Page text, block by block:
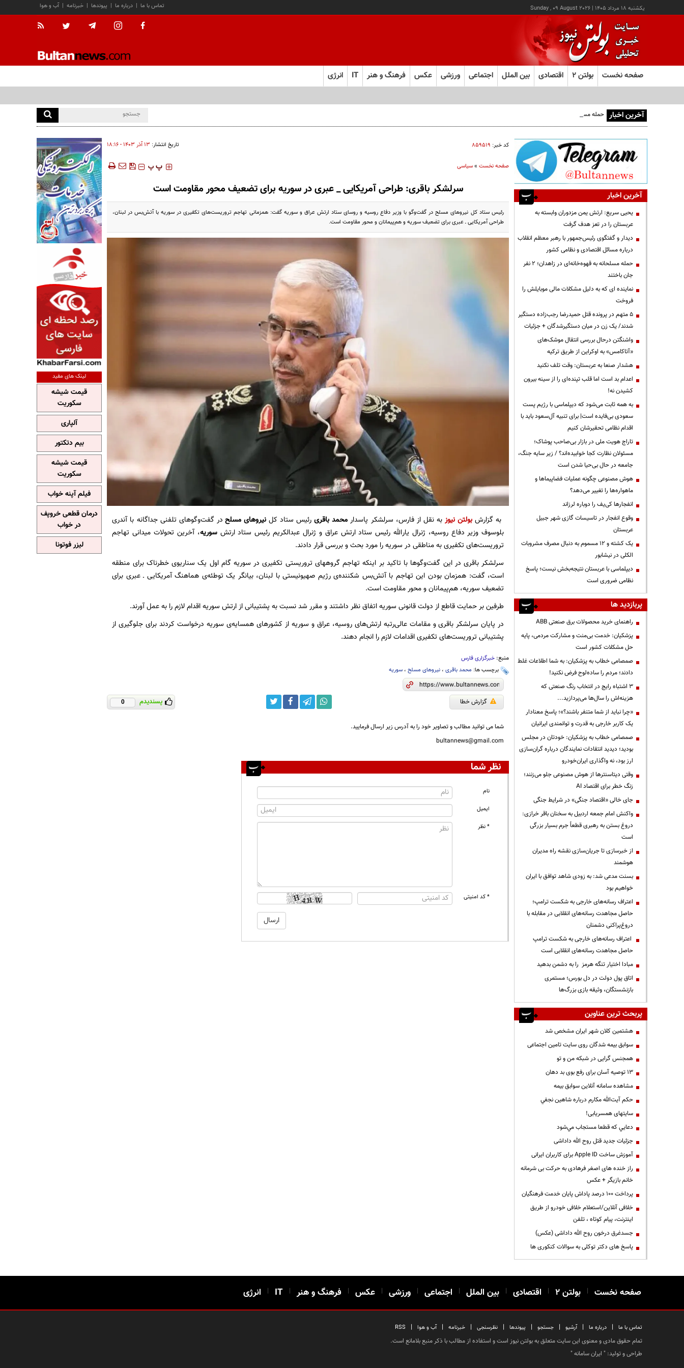
يکشنبه ۱۸ مرداد ۱۴۰۵ |
Sunday , 09 August 2026 آب و هوا | خبرنامه | پیوندها | درباره ما | تماس با ما
صفحه نخست بولتن ۲ اقتصادی بین الملل اجتماعی ورزشی عکس فرهنگ و هنر IT انرژی
آخرین اخبار حمله مسلحانه به قهوه‌خانه‌ای در زاهدان؛ ۲ نفر جان باختند
کد خبر: ۸۵۹۵۱۹ تاریخ انتشار: ۱۳ آذر ۱۴۰۳ - ۱۸:۱۶
صفحه نخست»سیاسی ‍‍‍ پ پ
سرلشکر باقری: طراحی آمریکایی _ عبری در سوریه برای تضعیف محور مقاومت است
رئیس ستاد کل نیروهای مسلح در گفت‌وگو با وزیر دفاع روسیه و روسای ستاد ارتش عراق و سوریه گفت: همزمانی تهاجم تروریست‌های تکفیری در سوریه با آتش‌بس در لبنان،
طراحی آمریکایی ـ عبری برای تضعیف سوریه و هم‌پیمانان و محور مقاومت است.
به گزارش بولتن نیوز به نقل از فارس، سرلشکر پاسدار محمد باقری رئیس ستاد کلنیروهای مسلح در گفت‌وگوهای تلفنی جداگانه با آندری
بلوسوف وزیر دفاع روسیه، ژنرال یارالله رئیس ستاد ارتش عراق و ژنرال عبدالکریم رئیس ستاد ارتشسوریه، آخرین تحولات میدانی تهاجم
تروریست‌های تکفیری به مناطقی در سوریه را مورد بحث و بررسی قرار دادند.
سرلشکر باقری در این گفت‌وگوها با تاکید بر اینکه تهاجم گروههای تروریستی تکفیری در سوریه گام اول یک سناریوی خطرناک برای منطقه
است، گفت: همزمان بودن این تهاجم با آتش‌بس شکننده‌ی رژیم صهیونیستی با لبنان، بیانگر یک توطئه‌ی هماهنگ آمریکایی ـ عبری برای
تضعیف سوریه، هم‌پیمانان و محور مقاومت است.
طرفین بر حمایت قاطع از دولت قانونی سوریه اتفاق نظر داشتند و مقرر شد نسبت به پشتیبانی از ارتش سوریه اقدام لازم را به عمل آورند.
در پایان سرلشکر باقری و مقامات عالی‌رتبه‌ ارتش‌های روسیه، عراق و سوریه از کشورهای همسایه‌ی سوریه درخواست کردند برای جلوگیری از
پشتیبانی تروریست‌های تکفیری اقدامات لازم را انجام دهند.
منبع: خبرگزاری فارس
برچسب ها: محمد باقری، نیروهای مسلح، سوریه
گزارش خطا پسندیدم 0
شما می توانید مطالب و تصاویر خود را به آدرس زیر ارسال فرمایید.
bultannews@gmail.com
نظر شما
نام
ایمیل
* نظر
* کد امنیتی
آخرین اخبار
یحیی سریع: ارتش یمن مزدوران وابسته به
عربستان را در تعز هدف گرفت
دیدار و گفتگوی رئیس‌جمهور با رهبر معظم انقلاب
درباره مسائل اقتصادی و نظامی کشور
حمله مسلحانه به قهوه‌خانه‌ای در زاهدان؛ ۲ نفر
جان باختند
نماینده ای که به دلیل مشکلات مالی موبایلش را
فروخت
۵ متهم در پرونده قتل حمیدرضا رجب‌زاده دستگیر
شدند/ یک زن در میان دستگیرشدگان + جزئیات
واشنگتن درحال بررسی انتقال موشک‌های
«آتاکامس» به اوکراین از طریق ترکیه
هشدار صنعا به عربستان: وقت تلف نکنید
اعدام بد است اما قلب تپنده‌ای را از سینه بیرون
کشیدن نه!
به همه ثابت می‌شود که دیپلماسی با رژیم پست
سعودی بی‌فایده است| برای تنبیه آل‌سعود باید با
اقدام نظامی تحقیرشان کنیم
تاراج هویت ملی در بازار بی‌صاحب پوشاک؛
مسئولان نظارت کجا خوابیده‌اند؟ / زیر سایه جنگ،
جامعه در حال بی‌حیا شدن است
هوش مصنوعی چگونه عملیات فضاپیماها و
ماهواره‌ها را تغییر می‌دهد؟
انفجارها کی‌یف را دوباره لرزاند
وقوع انفجار در تاسیسات گازی شهر جبیل
عربستان
یک کشته و ۱۲ مسموم به دنبال مصرف مشروبات
الکلی در نیشابور
دیپلماسی با عربستان نتیجه‌بخش نیست؛ پاسخ
نظامی ضروری است
پربازدید ها
راهنمای خرید محصولات برق صنعتی ABB
پزشکیان: خدمت بی‌منت و مشارکت مردمی، پایه
حل مشکلات کشور است
صمصامی خطاب به پزشکیان: به شما اطلاعات غلط
دادند؛ مردم را ساده‌لوح فرض نکنید!
3 اشتباه رایج در انتخاب رنگ صنعتی که
هزینه‌اش را سال‌ها می‌پردازید...
«چرا نباید از شما متنفر باشند؟»؛ پاسخ معنادار
یک کاربر خارجی به قدرت و توانمندی ایرانیان
صمصامی خطاب به پزشکیان: خودتان در مجلس
بودید؛ دیدید انتقادات نمایندگان درباره گران‌سازی
ارز بود، نه واگذاری ایران‌خودرو
وقتی دیتاسنترها از هوش مصنوعی جلو می‌زنند؛
زنگ خطر برای اقتصاد AI
جای خالی «اقتصاد جنگی» در شرایط جنگی
واکنش امام جمعه اردبیل به سخنان باقر خرازی:
دروغ بستن به رهبری قطعاً جرم بسیار بزرگی
است
از خبرسازی تا جریان‌سازی نقشه راه مدیران
هوشمند
بسنت مدعی شد: به زودی شاهد توافق با ایران
خواهیم بود
اعتراف رسانه‌های خارجی به شکست ترامپ؛
حاصل مجاهدت رسانه‌های انقلابی در مقابله با
دروغ‌پراکنی دشمنان
اعتراف رسانه‌های خارجی به شکست ترامپ
حاصل مجاهدت رسانه‌های انقلابی است
مبادا اختیار تنگه هرمز را به دشمن بدهید
اتاق پول دولت در دل بورس؛ مستمری
بازنشستگان، وثیقه بازی بزرگ‌ها
پربحث ترین عناوین
هشتمین کلان شهر ایران مشخص شد
سوابق بیمه شدگان روی سایت تامین اجتماعی
همجنس گرایی در شبکه من و تو
13 توصیه آسان برای رفع بوی بد دهان
مشاهده سامانه آنلاين سوابق بیمه
حكم آيت‌الله مكارم درباره شاهين نجفي
سایتهای همسریابی!
دعايي كه قطعا مستجاب مي‌شود
جزئیات جدید قتل روح الله داداشی
آموزش ساخت Apple ID برای کاربران ایرانی
راز خنده های اصغر فرهادی به حرکت بی شرمانه
خانم بازیگر + عکس
پرداخت ۱۰۰ درصد پاداش پایان خدمت فرهنگیان
خلافی آنلاین/استعلام خلافی خودرو از طریق
اینترنت، پیام کوتاه ، تلفن
جسدغرق درخون روح الله داداشی (عکس)
پاسخ های دکتر توکلی به سوالات کنکوری ها
لینک های مفید
قیمت شیشه
سکوریت
آلپاری
بیم دتکتور
قیمت شیشه
سکوریت
فیلم آپنه خواب
درمان قطعی خروپف
در خواب
لیزر فوتونا
صفحه نخست | بولتن ۲ | اقتصادی | بین الملل | اجتماعی | ورزشی | عکس | فرهنگ و هنر |
IT
| انرژی
تماس با ما | درباره ما | آرشیو | جستجو | پیوندها | نظرسنجی | خبرنامه | آب و هوا |
RSS
تمام حقوق مادی و معنوی این سایت متعلق به بولتن نیوز است و استفاده از مطالب با ذکر منبع بلامانع است.
طراحی و تولید: " ایران سامانه"